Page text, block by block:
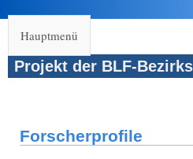
Hauptmenü
Projekt der BLF-
Forscherprofile